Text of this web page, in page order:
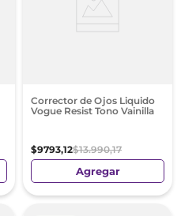
Corrector de Ojos Liquido
Vogue Resist Tono Vainilla
$9793,12$13.990,17
Agregar